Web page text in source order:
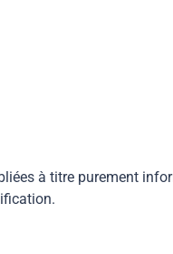
à titre purement